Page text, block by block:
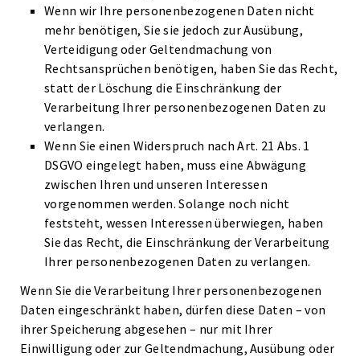
Wenn wir Ihre personenbezogenen Daten nicht
mehr benötigen, Sie sie jedoch zur Ausübung,
Verteidigung oder Geltendmachung von
Rechtsansprüchen benötigen, haben Sie das Recht,
statt der Löschung die Einschränkung der
Verarbeitung Ihrer personenbezogenen Daten zu
verlangen.
Wenn Sie einen Widerspruch nach Art. 21 Abs. 1
DSGVO eingelegt haben, muss eine Abwägung
zwischen Ihren und unseren Interessen
vorgenommen werden. Solange noch nicht
feststeht, wessen Interessen überwiegen, haben
Sie das Recht, die Einschränkung der Verarbeitung
Ihrer personenbezogenen Daten zu verlangen.
Wenn Sie die Verarbeitung Ihrer personenbezogenen
Daten eingeschränkt haben, dürfen diese Daten – von
ihrer Speicherung abgesehen – nur mit Ihrer
Einwilligung oder zur Geltendmachung, Ausübung oder